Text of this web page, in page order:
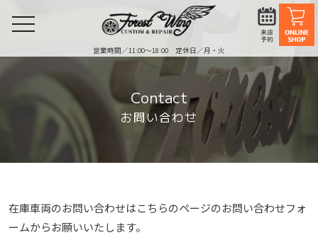
営業時間／11:00〜18:00 定休日／月・火
toggle
Contact
お問い合わせ
在庫車両のお問い合わせはこちらのページのお問い合わせフォ
ームからお願いいたします。